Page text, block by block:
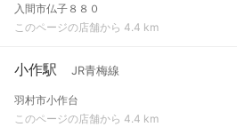
入間市仏子８８０
このページの店舗から 4.4 km
小作駅 JR青梅線
羽村市小作台
このページの店舗から 4.4 km